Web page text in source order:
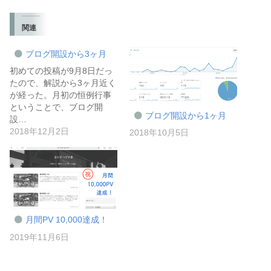
関連
ブログ開設から3ヶ月
初めての投稿が9月8日だっ
たので、解説から3ヶ月近く
が経った。月初の恒例行事
ということで、ブログ開
設…
2018年12月2日
ブログ開設から1ヶ月
2018年10月5日
月間PV 10,000達成！
2019年11月6日